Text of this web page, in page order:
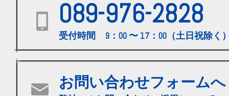
089-976-2828
受付時間 9：00 〜 17：00（土日祝除く
お問い合わせフォームへ